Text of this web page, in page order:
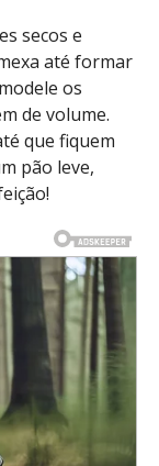
secos e
até formar
os
de volume.
que fiquem
pão leve,